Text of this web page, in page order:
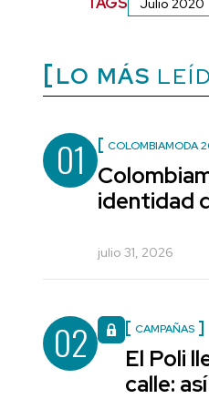
LO MÁS
01 COLOMBIAMODA
identidad
julio 31, 2026
02 CAMPAÑAS
El Poli
calle: